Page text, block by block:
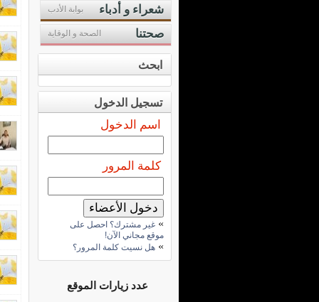
شعراء و أدباء بوابة الأدب
صحتنا الصحة و الوقاية
ابحث
تسجيل الدخول
اسم الدخول
كلمة المرور
» غير مشترك؟ احصل على
موقع مجاني الآن!
» هل نسيت كلمة المرور؟
عدد زيارات الموقع